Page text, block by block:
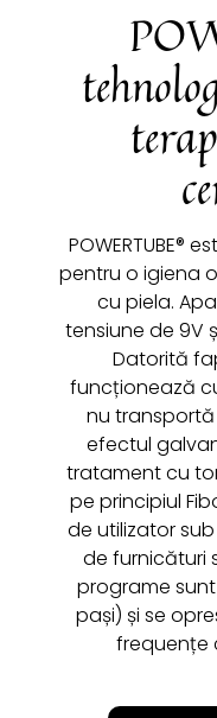
POWERTUBE®
pentru o igiena
cu piela.
tensiune de 9V
Datorită
funcționează
nu
efectul
tratament cu
pe principiul
de utilizator
de furnicături
programe
pași) și se
frequențe